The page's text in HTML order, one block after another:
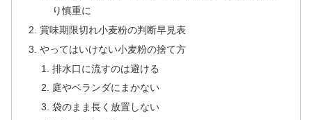
り慎重に
賞味期限切れ小麦粉の判断早見表
やってはいけない小麦粉の捨て方
排水口に流すのは避ける
庭やベランダにまかない
袋のまま長く放置しない